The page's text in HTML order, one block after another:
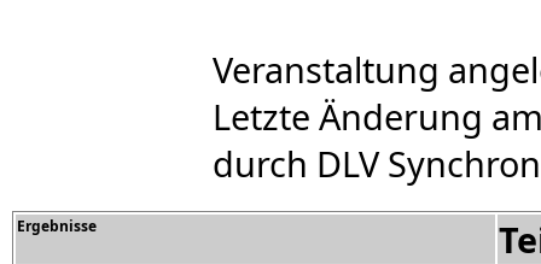
Veranstaltung
Letzte Änderung
durch DLV
Ergebnisse